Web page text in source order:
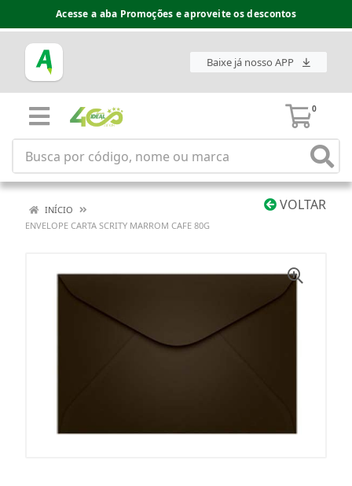
Acesse a aba Promoções e aproveite os descontos
Baixe já nosso APP
0
VOLTAR
INÍCIO
ENVELOPE CARTA SCRITY MARROM CAFE 80G